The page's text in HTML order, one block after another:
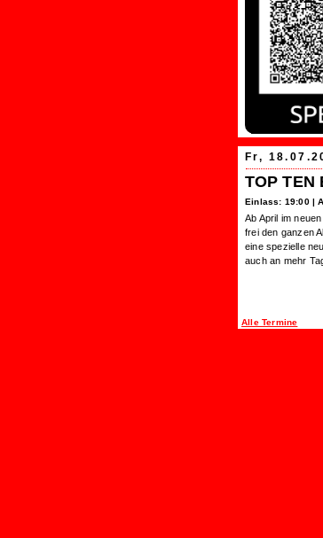
Fr,
TOP TEN
Einlass: 19:00 |
Ab April im
frei den ganzen
eine spezielle
auch an mehr
Alle Termine